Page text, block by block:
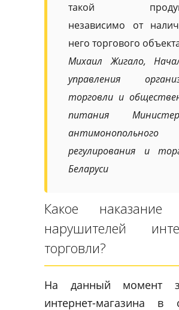
такой
независимо от
него торгового
Михаил Жигало,
управления
торговли и
питания
антимонопольного
регулирования и
Беларуси
Какое наказание
нарушителей
торговли?
На данный момент
интернет-магазина в